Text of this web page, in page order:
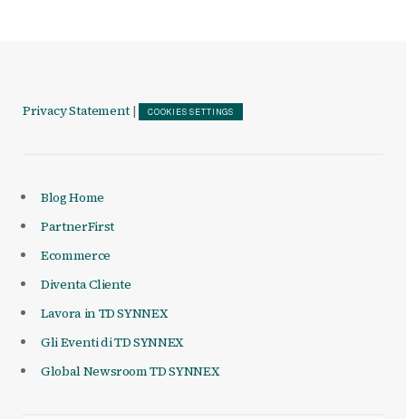
Privacy Statement | COOKIES SETTINGS
Blog Home
PartnerFirst
Ecommerce
Diventa Cliente
Lavora in TD SYNNEX
Gli Eventi di TD SYNNEX
Global Newsroom TD SYNNEX